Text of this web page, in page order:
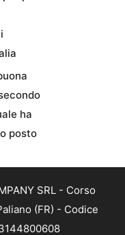
ha
posto
SRL - Corso
(FR) - Codice